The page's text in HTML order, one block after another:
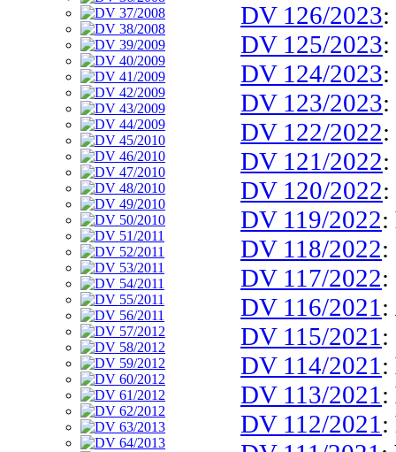
DV 126/2023:
DV 125/2023:
DV 124/2023:
DV 123/2023:
DV 122/2022:
DV 121/2022:
DV 120/2022:
DV 119/2022:
DV 118/2022:
DV 117/2022:
DV 116/2021 :
DV 115/2021 :
DV 114/2021 :
DV 113/2021 :
DV 112/2021 :